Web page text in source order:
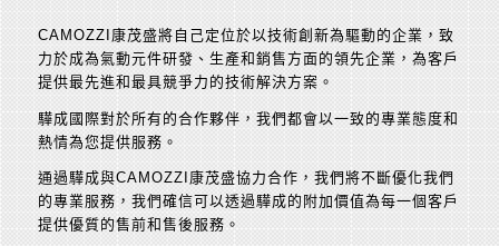
CAMOZZI康茂盛將自己定位於以技術創新為驅動的企業，致
力於成為氣動元件研發、生產和銷售方面的領先企業，為客戶
提供最先進和最具競爭力的技術解決方案。
驊成國際對於所有的合作夥伴，我們都會以一致的專業態度和
熱情為您提供服務。
通過驊成與CAMOZZI康茂盛協力合作，我們將不斷優化我們
的專業服務，我們確信可以透過驊成的附加價值為每一個客戶
提供優質的售前和售後服務。